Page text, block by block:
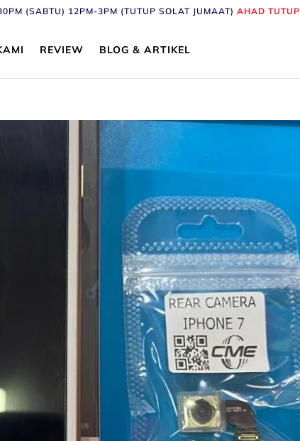
(SABTU) 12PM-3PM (TUTUP SOLAT JUMAAT)AHAD TUTUP
REVIEW BLOG & ARTIKEL